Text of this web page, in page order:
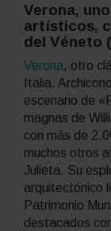
Verona,
artísticos,
del Véneto
Verona, otro
Italia.
escenario de
magnas de
con más de
muchos otros
Julieta. Su
arquitectónico
Patrimonio
destacados